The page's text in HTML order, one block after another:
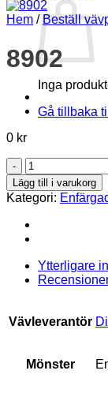
Inga
Gå tillbaka
Hem / Beställ
8902
0 kr
8902
mängd
Lägg till i varukorg
Kategori:
Ytterligare
Vävleverantör
Mönster